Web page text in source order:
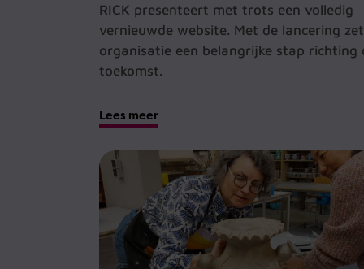
RICK presenteert met trots een volledig
vernieuwde website. Met de lancering
organisatie een belangrijke stap richting
toekomst.
Lees meer